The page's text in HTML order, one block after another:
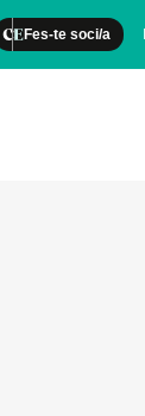
Fes-te soci/a